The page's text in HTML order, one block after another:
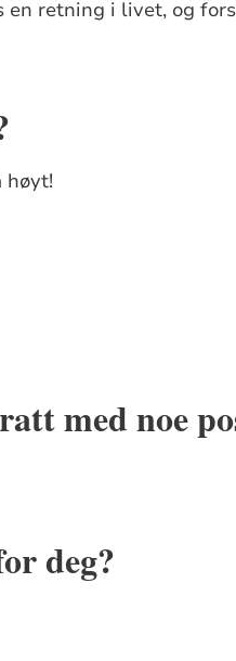
retning i livet, og
høyt!
med noe
deg?